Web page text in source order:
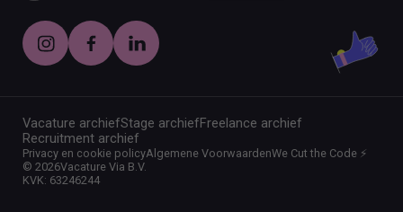
Vacature archiefStage archiefFreelance archief
Recruitment archief
©2026Vacature Via B.V.
KVK: 63246244
Privacy en cookie policyAlgemene VoorwaardenWe Cut the Code ⚡️